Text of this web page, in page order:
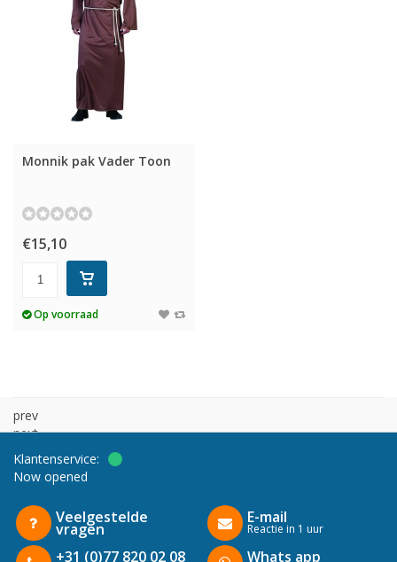
Monnik pak Vader Toon
€15,10
Op voorraad
prev
next
Klantenservice:
Now opened
Veelgestelde
vragen
+31 (0)77 820 02 08
E-mail
Reactie in 1 uur
Whats app